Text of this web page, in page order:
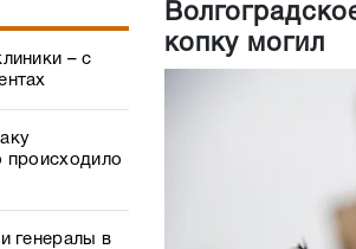
– с
происходило
генералы в
копку могил